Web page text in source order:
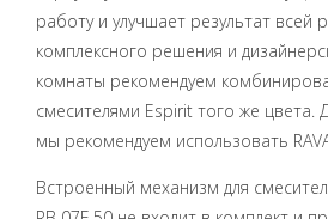
работу и улучшает результат всей
комплексного решения и
комнаты рекомендуем
смесителями Espirit того же цвета.
мы рекомендуем использовать
Встроенный механизм для